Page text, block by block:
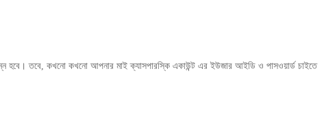
হবে। তবে, কখনো কখনো আপনার মাই ক্যাসপারস্কি একাউন্ট এর ইউজার আইডি ও পাসওয়ার্ড চাইতে